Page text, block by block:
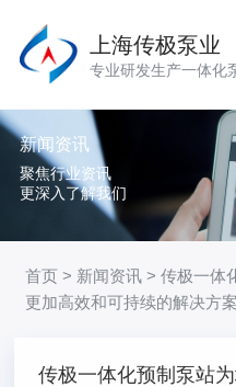
上海传极泵业
专业研发生产一体化
新闻资讯
聚焦行业资讯
更深入了解我们
首页 > 新闻资讯 > 传极一体
更加高效和可持续的解决方案
传极一体化预制泵站